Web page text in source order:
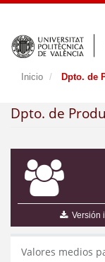
Inicio Dpto. de
Dpto. de
Versión
Valores medios